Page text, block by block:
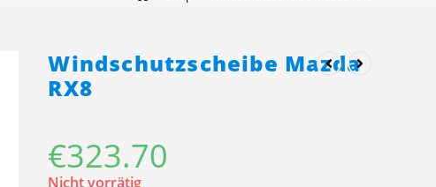
Windschutzscheibe Mazda
RX8
€323.70
Nicht vorrätig